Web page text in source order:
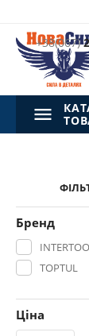
+38(067)
Бренд
TOPTUL
Ціна